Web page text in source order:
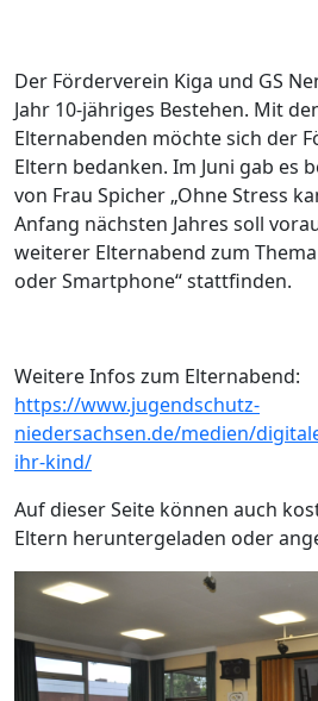
Der Förderverein Kiga und GS
Jahr 10-jähriges Bestehen. Mit
Elternabenden möchte sich der
Eltern bedanken. Im Juni gab es
von Frau Spicher „Ohne Stress
Anfang nächsten Jahres soll
weiterer Elternabend zum
oder Smartphone“ stattfinden.
Weitere Infos zum Elternabend:
https://www.jugendschutz-
niedersachsen.de/medien/
ihr-kind/
Auf dieser Seite können auch
Eltern heruntergeladen oder